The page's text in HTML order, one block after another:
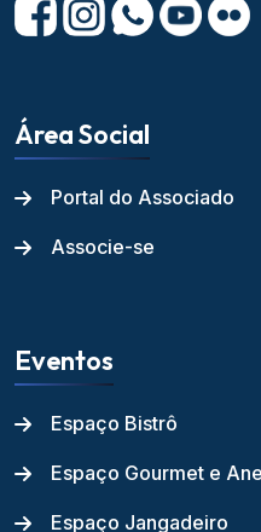
Área Social
Portal do Associado
Associe-se
Eventos
Espaço Bistrô
Espaço Gourmet e
Espaço Jangadeiro